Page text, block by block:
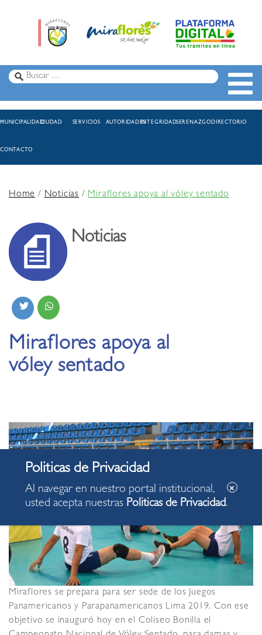
MUNICIPALIDADCIUDAD SERVICIOS AUTORIDADESINTEGRIDADSERENAZGODIRECTORIO
CONTACTO
Home/Noticias /Miraflores apoya al vóley sentado
Noticias
Miraflores apoya al
vóley sentado
Miraflores se prepara para ser sede de los Juegos
Panamericanos y Parapanamericanos Lima 2019. Con ese
objetivo se inauguró hoy en el Coliseo Bonilla el
Al navegar en nuestro portal institucional,
usted acepta nuestras Politicas de Privacidad.